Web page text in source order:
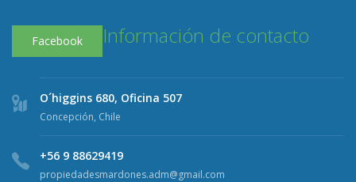
Facebook Información de contacto
O´higgins 680, Oficina 507
Concepción, Chile
+56 9 88629419
propiedadesmardones.adm@gmail.com